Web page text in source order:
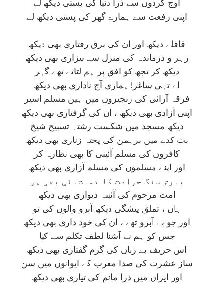
اوج گردوں سے ذرا دنيا کی بستی ديکھ لے
اپنی رفعت سے ہمارے گھر کی پستی ديکھ لے
قافلے ديکھ اور ان کی برق رفتاری بھی ديکھ
رہر و درماندہ کی منزل سے بيزاری بھی ديکھ
ديکھ کر تجھ کو افق پر ہم لٹاتے تھے گہر
اے تہی ساغر! ہماری آج ناداری بھی ديکھ
فرقہ آرائی کی زنجيروں ميں ہيں مسلم اسير
اپنی آزادی بھی ديکھ ، ان کی گرفتاری بھی ديکھ
ديکھ مسجد ميں شکست رشتہ تسبيح شيخ
بت کدے ميں برہمن کی پختہ زناری بھی ديکھ
کافروں کی مسلم آئينی کا بھی نظارہ کر
اور اپنے مسلموں کی مسلم آزاری بھی ديکھ
بارش سنگ حوادث کا تماشائی بھی ہو
امت مرحوم کی آئينہ ديواری بھی ديکھ
ہاں ، تملق پيشگی ديکھ آبرو والوں کی تو
اور جو بے آبرو تھے ، ان کی خود داری بھی ديکھ
جس کو ہم نے آشنا لطف تکلم سے کيا
اس حريف بے زباں کی گرم گفتاری بھی ديکھ
ساز عشرت کی صدا مغرب کے ايوانوں ميں سن
اور ايراں ميں ذرا ماتم کی تياری بھی ديکھ